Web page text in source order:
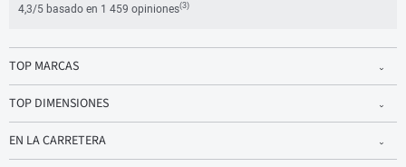
4,3/5 basado en 1 459 opiniones(3)
TOP MARCAS
TOP DIMENSIONES
EN LA CARRETERA